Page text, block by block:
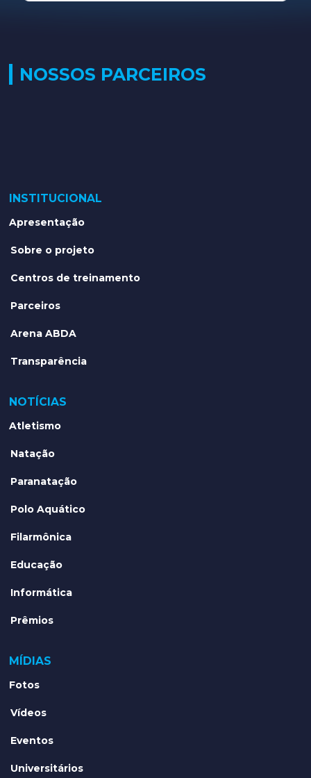
NOSSOS PARCEIROS
INSTITUCIONAL
Apresentação
Sobre o projeto
Centros de treinamento
Parceiros
Arena ABDA
Transparência
NOTÍCIAS
Atletismo
Natação
Paranatação
Polo Aquático
Filarmônica
Educação
Informática
Prêmios
MÍDIAS
Fotos
Vídeos
Eventos
Universitários